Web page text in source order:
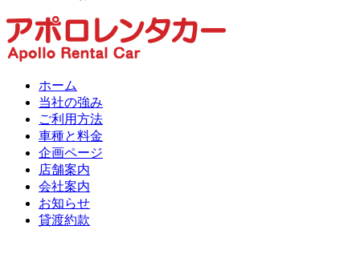
ホーム
当社の強み
ご利用方法
車種と料金
企画ページ
店舗案内
会社案内
お知らせ
貸渡約款